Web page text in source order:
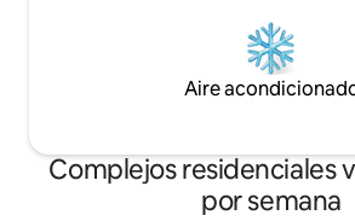
Aire
Complejos residenciales
por semana